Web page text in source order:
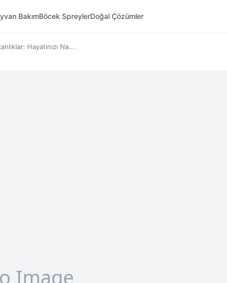
BakımBöcek SpreylerDoğal Çözümler
Hayatınızı Na...